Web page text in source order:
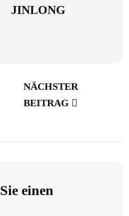
JINLONG
NÄCHSTER
BEITRAG
einen